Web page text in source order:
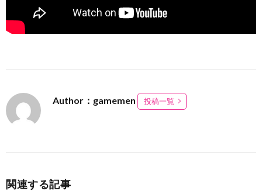
Author：gamemen 投稿一覧
関連する記事